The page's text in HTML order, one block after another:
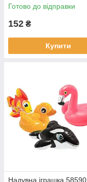
Готово до відправки
152 ₴
Купити
Надувна іграшка 58590